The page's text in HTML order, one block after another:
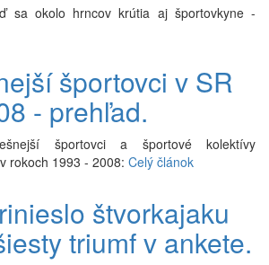
sa okolo hrncov krútia aj športovkyne -
športovci v SR
- prehľad.
športovci a športové kolektívy
rokoch 1993 - 2008: Celý článok
štvorkajaku
triumf v ankete.